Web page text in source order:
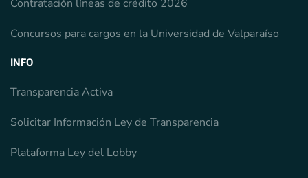
Contratación líneas de crédito 2026
Concursos para cargos en la Universidad de Valparaíso
INFO
Transparencia Activa
Solicitar Información Ley de Transparencia
Plataforma Ley del Lobby